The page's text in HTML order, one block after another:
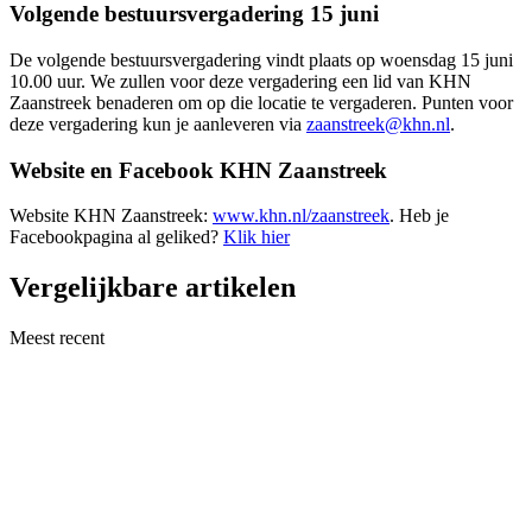
Volgende bestuursvergadering 15 juni
De volgende bestuursvergadering vindt plaats op woensdag 15 juni
10.00 uur. We zullen voor deze vergadering een lid van KHN
Zaanstreek benaderen om op die locatie te vergaderen. Punten voor
deze vergadering kun je aanleveren via zaanstreek@khn.nl.
Website en Facebook KHN Zaanstreek
Website KHN Zaanstreek: www.khn.nl/zaanstreek. Heb je
Facebookpagina al geliked? Klik hier
Vergelijkbare artikelen
Meest recent